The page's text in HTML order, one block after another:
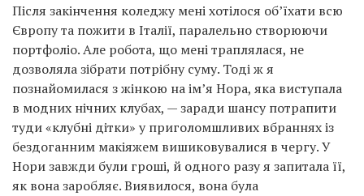
Після закінчення коледжу мені хотілося об’їхати всю
Європу та пожити в Італії, паралельно створюючи
портфоліо. Але робота, що мені траплялася, не
дозволяла зібрати потрібну суму. Тоді ж я
познайомилася з жінкою на ім’я Нора, яка виступала
в модних нічних клубах, — заради шансу потрапити
туди «клубні дітки» у приголомшливих вбраннях із
бездоганним макіяжем вишиковувалися в чергу. У
Нори завжди були гроші, й одного разу я запитала її,
як вона заробляє. Виявилося, вона була